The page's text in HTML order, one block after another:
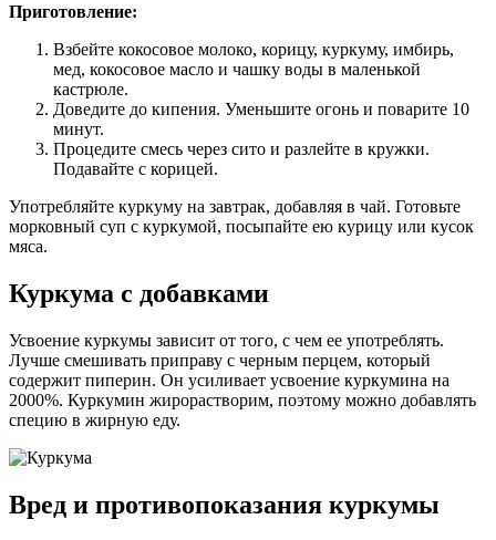
Приготовление:
Взбейте кокосовое молоко, корицу, куркуму, имбирь,
мед, кокосовое масло и чашку воды в маленькой
кастрюле.
Доведите до кипения. Уменьшите огонь и поварите 10
минут.
Процедите смесь через сито и разлейте в кружки.
Подавайте с корицей.
Употребляйте куркуму на завтрак, добавляя в чай. Готовьте
морковный суп с куркумой, посыпайте ею курицу или кусок
мяса.
Куркума с добавками
Усвоение куркумы зависит от того, с чем ее употреблять.
Лучше смешивать приправу с черным перцем, который
содержит пиперин. Он усиливает усвоение куркумина на
2000%. Куркумин жирорастворим, поэтому можно добавлять
специю в жирную еду.
Вред и противопоказания куркумы